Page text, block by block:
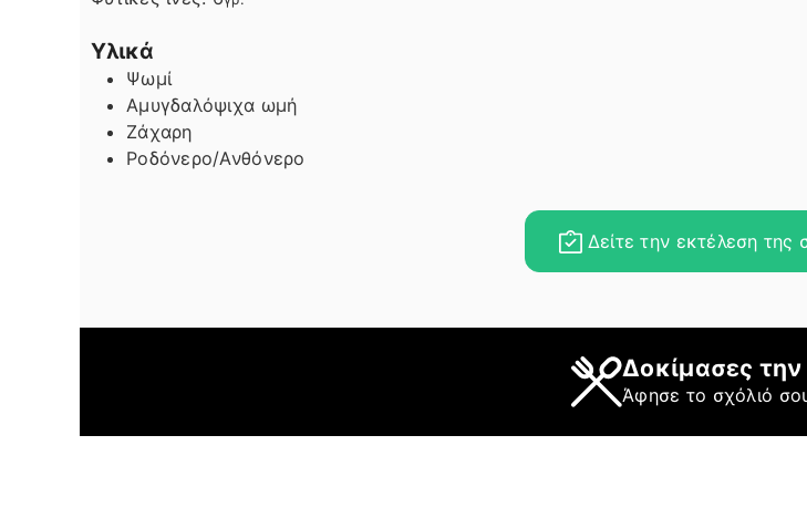
Υλικά
Ψωμί
Αμυγδαλόψιχα ωμή
Ζάχαρη
Ροδόνερο/Ανθόνερο
Δείτε την εκτέλεση της
Δοκίμασες
Άφησε το σχόλιό